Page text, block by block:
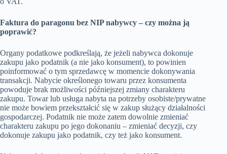
Faktura do paragonu bez NIP nabywcy – czy można ją
poprawić?
Organy podatkowe podkreślają, że jeżeli nabywca dokonuje
zakupu jako podatnik (a nie jako konsument), to powinien
poinformować o tym sprzedawcę w momencie dokonywania
transakcji. Nabycie określonego towaru przez konsumenta
powoduje brak możliwości późniejszej zmiany charakteru
zakupu. Towar lub usługa nabyta na potrzeby osobiste/prywatne
nie może bowiem przekształcić się w zakup służący działalności
gospodarczej. Podatnik nie może zatem dowolnie zmieniać
charakteru zakupu po jego dokonaniu – zmieniać decyzji, czy
dokonuje zakupu jako podatnik, czy też jako konsument.